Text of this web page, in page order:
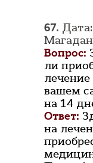
67.
Магадан
Вопрос:
ли
вашем
на 14
Ответ:
на